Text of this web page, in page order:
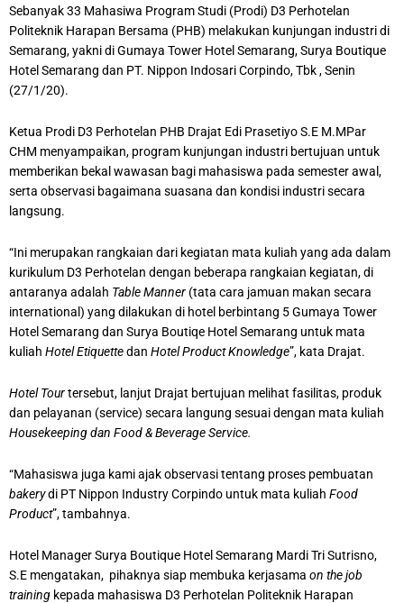
Sebanyak 33 Mahasiwa Program Studi (Prodi) D3 Perhotelan
Politeknik Harapan Bersama (PHB) melakukan kunjungan industri di
Semarang, yakni di Gumaya Tower Hotel Semarang, Surya Boutique
Hotel Semarang dan PT. Nippon Indosari Corpindo, Tbk , Senin
(27/1/20).
Ketua Prodi D3 Perhotelan PHB Drajat Edi Prasetiyo S.E M.MPar
CHM menyampaikan, program kunjungan industri bertujuan untuk
memberikan bekal wawasan bagi mahasiswa pada semester awal,
serta observasi bagaimana suasana dan kondisi industri secara
langsung.
“Ini merupakan rangkaian dari kegiatan mata kuliah yang ada dalam
kurikulum D3 Perhotelan dengan beberapa rangkaian kegiatan, di
antaranya adalah Table Manner (tata cara jamuan makan secara
international) yang dilakukan di hotel berbintang 5 Gumaya Tower
Hotel Semarang dan Surya Boutiqe Hotel Semarang untuk mata
kuliah Hotel Etiquettedan Hotel Product Knowledge”, kata Drajat.
Hotel Tourtersebut, lanjut Drajat bertujuan melihat fasilitas, produk
dan pelayanan (service) secara langung sesuai dengan mata kuliah
Housekeeping dan Food & Beverage Service.
“Mahasiswa juga kami ajak observasi tentang proses pembuatan
bakerydi PT Nippon Industry Corpindo untuk mata kuliah Food
Product”, tambahnya.
Hotel Manager Surya Boutique Hotel Semarang Mardi Tri Sutrisno,
S.E mengatakan, pihaknya siap membuka kerjasama on thejob
training kepada mahasiswa D3 Perhotelan Politeknik Harapan